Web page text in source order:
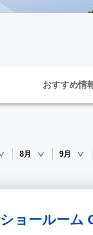
おすすめ情
8月 9月
ョールー